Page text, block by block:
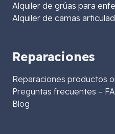
Alquiler de grúas para
Alquiler de camas
Reparaciones
Reparaciones productos
Preguntas frecuentes –
Blog